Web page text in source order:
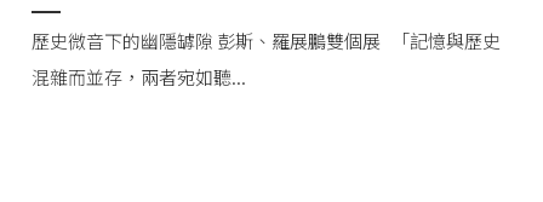
歷史微音下的幽隱罅隙 彭斯、羅展鵬雙個展 「記憶與歷史
混雜而並存，兩者宛如聽...